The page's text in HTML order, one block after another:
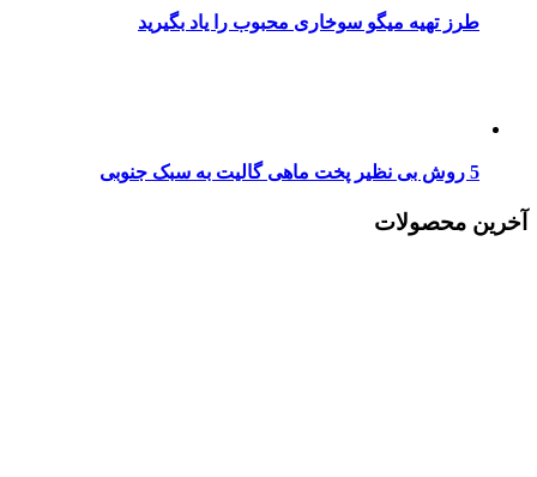
طرز تهیه میگو سوخاری محبوب را یاد بگیرید
5 روش بی نظیر پخت ماهی گالیت به سبک جنوبی
آخرین محصولات